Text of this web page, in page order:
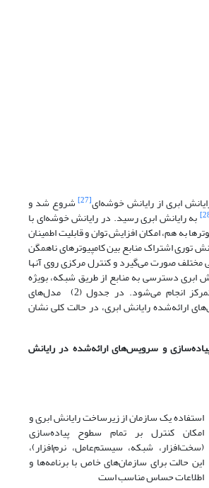
ابری از رایانش خوشه‌ای[27] شروع شد و
به رایانش ابری رسید. در رایانش خوشه‌ای با
به هم، امکان افزایش توان و قابلیت اطمینان
توری اشتراک منابع بین کامپیوترهای ناهمگن
مختلف صورت می‌گیرد و کنترل مرکزی روی آنها
ابری دسترسی به منابع از طریق شبکه، بویژه
اینترنت به‌صورت متمرکز انجام می‌شود. در جدول (2) مدل‌های
ارائه‌شده رایانش ابری، در حالت کلی نشان
پیاده‌سازی و سرویس‌های ارائه‌شده در رایانش
استفاده یک سازمان از زیرساخت رایانش ابری و
امکان کنترل بر تمام سطوح پیاده‌سازی
(سخت‌افزار، شبکه، سیستم‌عامل، نرم‌افزار)،
این حالت برای سازمان‌های خاص با برنامه‌ها و
اطلاعات حساس مناسب است